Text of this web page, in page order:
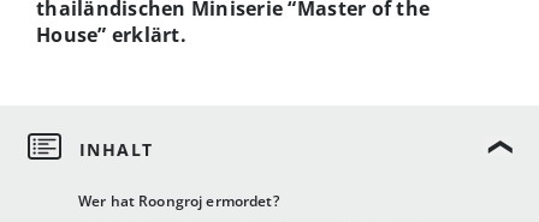
Wer hat Roongroj ermordet?
thailändischen Miniserie “Master of the
House” erklärt.